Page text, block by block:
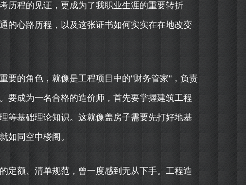
历程的见证，更成为了我职业生涯的重要转折
的心路历程，以及这张证书如何实实在在地改变
要的角色，就像是工程项目中的"财务管家"，负责
要成为一名合格的造价师，首先要掌握建筑工程
等基础理论知识。这就像盖房子需要先打好地基
如同空中楼阁。
定额、清单规范，曾一度感到无从下手。工程造